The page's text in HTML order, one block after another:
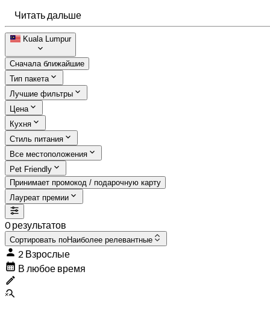
Читать дальше
Kuala Lumpur
Сначала ближайшие
Тип пакета
Лучшие фильтры
Цена
Кухня
Стиль питания
Все местоположения
Pet Friendly
Принимает промокод / подарочную карту
Лауреат премии
0 результатов
Сортировать поНаиболее релевантные
2 Взрослые
В любое время